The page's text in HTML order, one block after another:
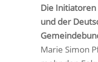
Die
und der
Marie Simon